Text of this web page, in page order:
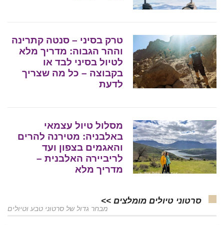
טרק בסיני – סנטה קתרינה
וההר הגבוה: מדריך מלא
לטיול בסיני לבד או
בקבוצה – כל מה שצריך
לדעת
מסלול טיול עצמאי
באלבניה: מטירנה להרים
והאגמים בצפון ועד
לריביירה האלבנית –
מדריך מלא
סרטוני טיולים מומלצים >>
מבחר גדול של סרטוני טבע וטיולים